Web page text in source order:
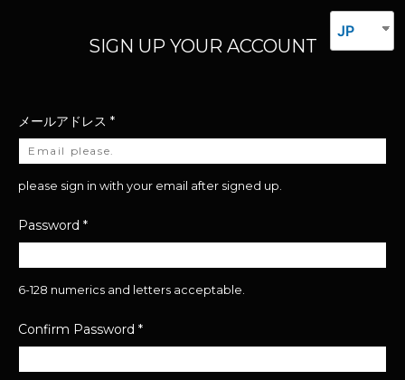
JP
SIGN UP YOUR ACCOUNT
メールアドレス *
please sign in with your email after signed up.
Password *
6-128 numerics and letters acceptable.
Confirm Password *